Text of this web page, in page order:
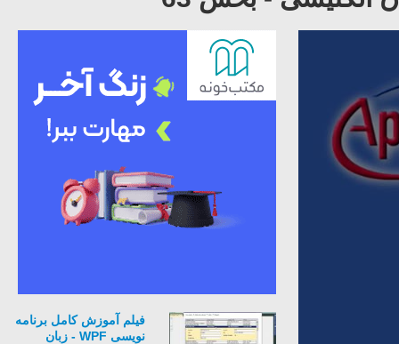
فیلم آموزش کامل برنامه
نویسی WPF - زبان